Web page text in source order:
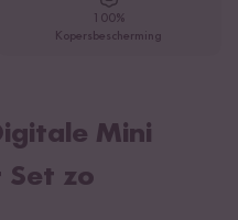
100%
Kopersbescherming
Mini
Set zo